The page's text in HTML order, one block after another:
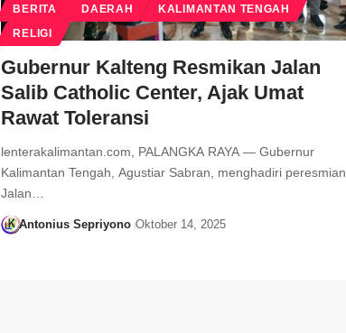
BERITA DAERAH KALIMANTAN TENGAH
RELIGI
Gubernur Kalteng Resmikan Jalan
Salib Catholic Center, Ajak Umat
Rawat Toleransi
lenterakalimantan.com, PALANGKA RAYA — Gubernur
Kalimantan Tengah, Agustiar Sabran, menghadiri peresmian
Jalan…
Antonius Sepriyono Oktober 14, 2025